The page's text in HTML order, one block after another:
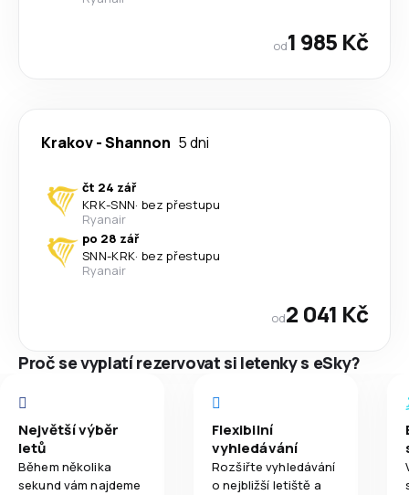
od1 985 Kč
Krakov-Shannon 5 dni
čt 24 zář
KRK-SNN· bez přestupu
Ryanair
po 28 zář
SNN-KRK· bez přestupu
Ryanair
od2 041 Kč
Proč se vyplatí rezervovat si letenky s eSky?
Největší výběr
letů
Během několika
sekund vám najdeme
Flexibilní
vyhledávání
Rozšiřte vyhledávání
o nejbližší letiště a